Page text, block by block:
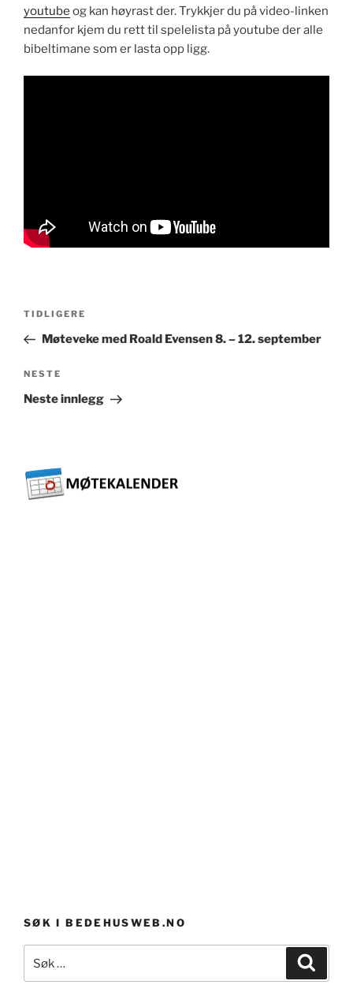
youtube og kan høyrast der. Trykkjer du på video-linken
nedanfor kjem du rett til spelelista på youtube der alle
bibeltimane som er lasta opp ligg.
Innleggsnavigasjon
Forrige
innlegg
TIDLIGERE
Møteveke med Roald Evensen 8. – 12. september
Neste
innlegg
NESTE
Neste innlegg
SØK I BEDEHUSWEB.NO
etter: